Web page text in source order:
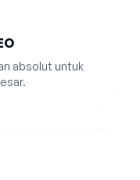
absolut untuk